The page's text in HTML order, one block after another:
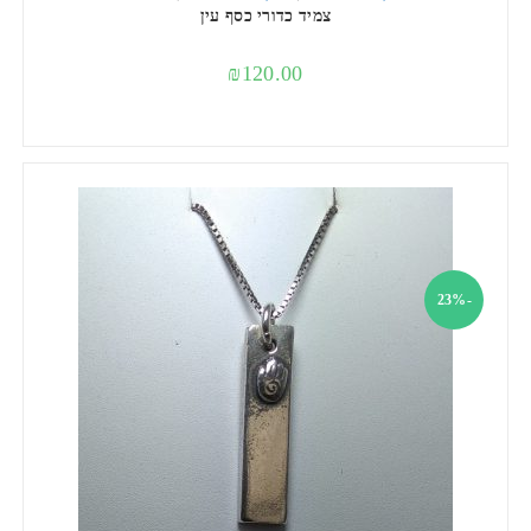
צמיד כדורי כסף עין
₪120.00
-23%